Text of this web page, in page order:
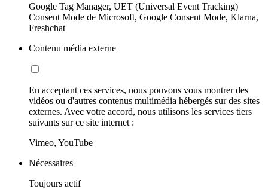
Google Tag Manager, UET (Universal Event Tracking)
Consent Mode de Microsoft, Google Consent Mode, Klarna,
Freshchat
Contenu média externe
En acceptant ces services, nous pouvons vous montrer des
vidéos ou d'autres contenus multimédia hébergés sur des sites
externes. Avec votre accord, nous utilisons les services tiers
suivants sur ce site internet :
Vimeo, YouTube
Nécessaires
Toujours actif